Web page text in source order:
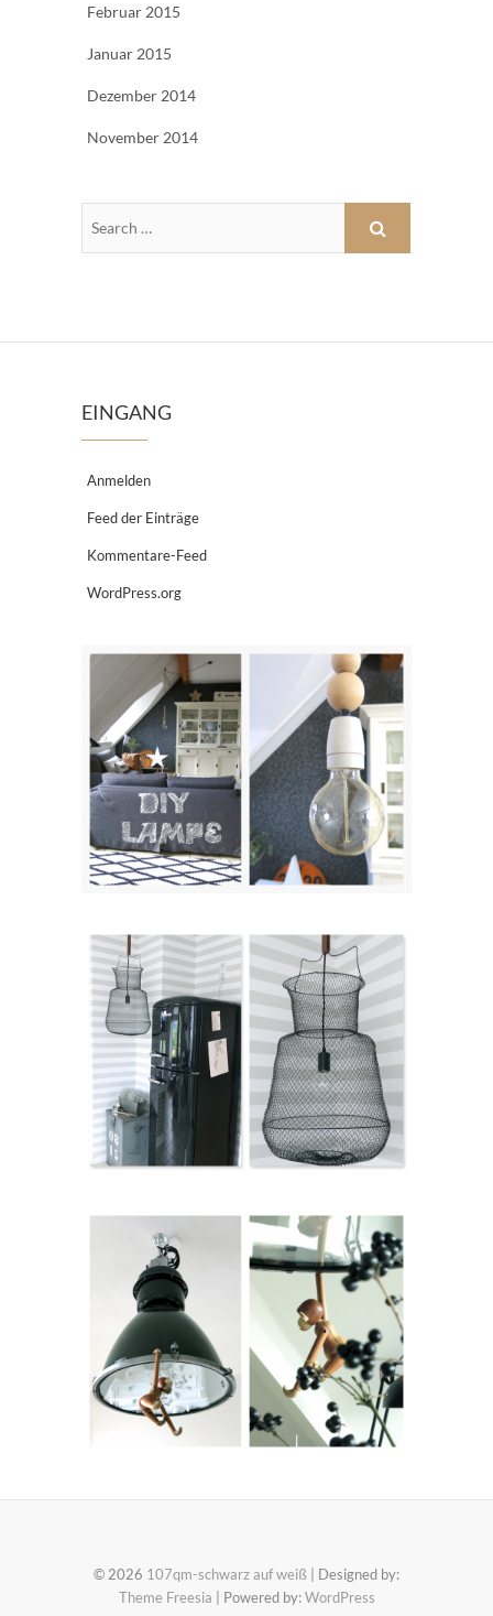
Februar 2015
Januar 2015
Dezember 2014
November 2014
EINGANG
Anmelden
Feed der Einträge
Kommentare-Feed
WordPress.org
© 2026 107qm-schwarz auf weiß | Designed by:
Theme Freesia | Powered by:WordPress